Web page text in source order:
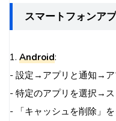
スマートフォンア
1. Android:
- 設定→アプリと通知→ア
- 特定のアプリを選択→
- 「キャッシュを削除」